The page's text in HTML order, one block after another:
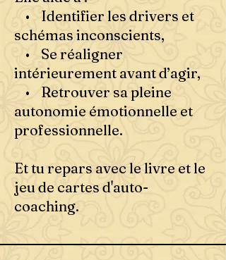
• Identifier les drivers et
schémas inconscients,
• Se réaligner
intérieurement avant d’agir,
• Retrouver sa pleine
autonomie émotionnelle et
professionnelle.
Et tu repars avec le livre et le
jeu de cartes d'auto-
coaching.